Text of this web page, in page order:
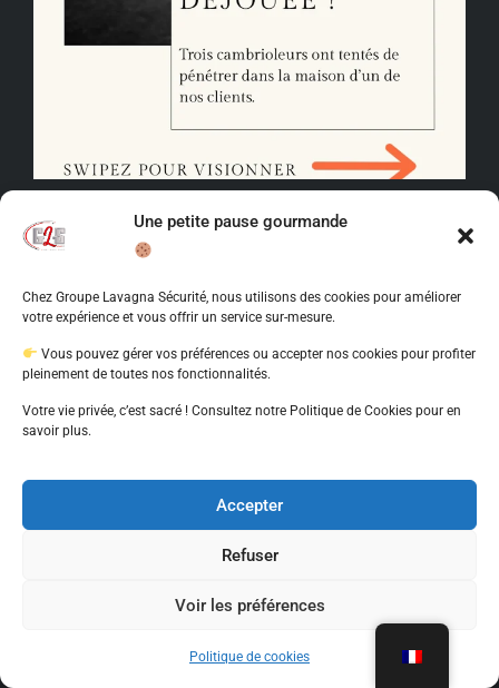
Une petite pause gourmande
Chez Groupe Lavagna Sécurité, nous utilisons des cookies pour améliorer
votre expérience et vous offrir un service sur-mesure.
Vous pouvez gérer vos préférences ou accepter nos cookies pour profiter
pleinement de toutes nos fonctionnalités.
Votre vie privée, c’est sacré ! Consultez notre Politique de Cookies pour en
savoir plus.
Accepter
Refuser
Voir les préférences
Politique de cookies